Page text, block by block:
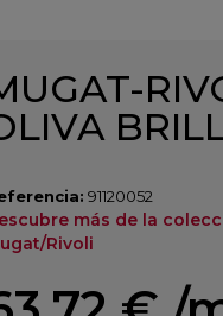
91120052
más de la
Rivoli